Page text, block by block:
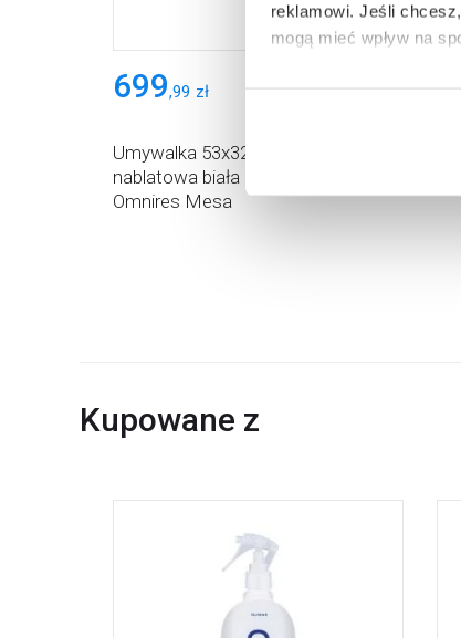
reklamowi. Jeśli
mogą mieć wpływ na
Aby uzyskać więcej
699,99 zł
Umywalka 53x32 cm owalna
nablatowa biała MESA530BM
Omnires Mesa
Kupowane z